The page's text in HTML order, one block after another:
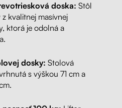
doska: Stôl
kvalitnej masívnej
ktorá je odolná a
dosky: Stolová
s výškou 71 cm a